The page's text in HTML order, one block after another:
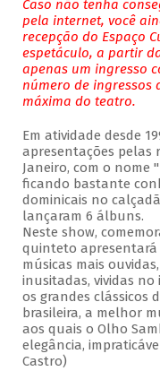
Caso não tenha
pela internet, você
recepção do Espaço
espetáculo, a partir
apenas um ingresso
número de ingressos
máxima do teatro.
Em atividade desde
apresentações pelas
Janeiro, com o nome
ficando bastante
dominicais no
lançaram 6 álbuns.
Neste show,
quinteto
músicas mais
inusitadas, vividas
os grandes clássicos
brasileira, a melhor
aos quais o Olho
elegância,
Castro)